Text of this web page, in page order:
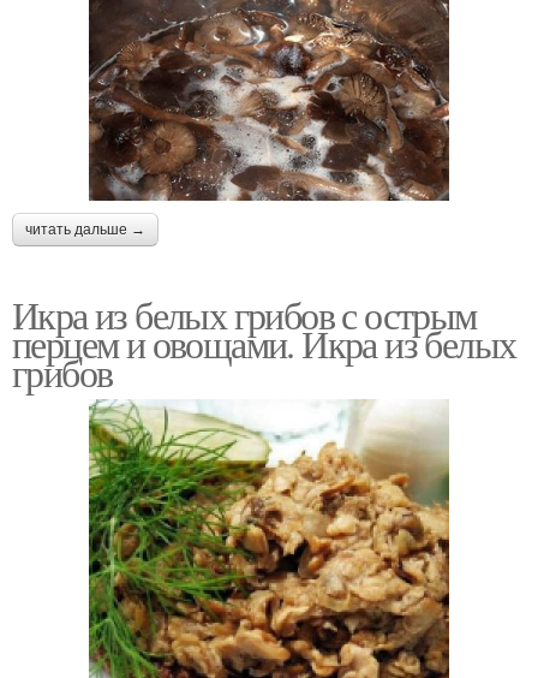
читать дальше →
Икра из белых грибов с острым
перцем и овощами. Икра из белых
грибов